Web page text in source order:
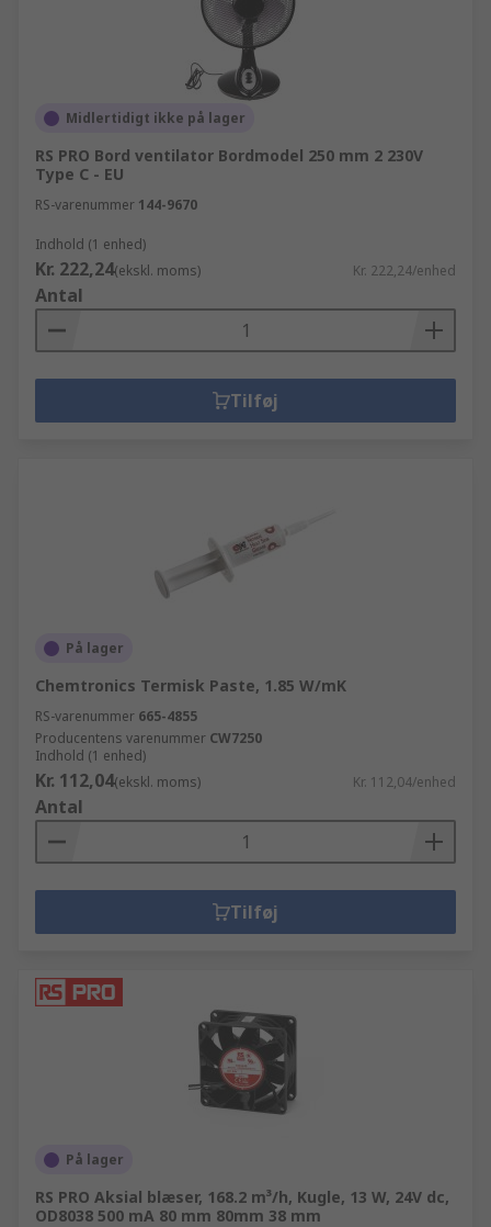
Midlertidigt ikke på lager
RS PRO Bord ventilator Bordmodel 250 mm 2 230V
Type C - EU
RS-varenummer 144-9670
Indhold (1 enhed)
Kr. 222,24(ekskl. moms) Kr. 222,24/enhed
Antal
Tilføj
På lager
Chemtronics Termisk Paste, 1.85 W/mK
RS-varenummer 665-4855
Producentens varenummer CW7250
Indhold (1 enhed)
Kr. 112,04(ekskl. moms) Kr. 112,04/enhed
Antal
Tilføj
På lager
RS PRO Aksial blæser, 168.2 m³/h, Kugle, 13 W, 24V dc,
OD8038 500 mA 80 mm 80mm 38 mm